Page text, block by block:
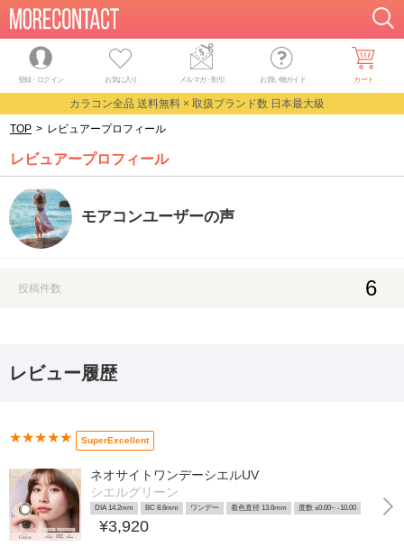
登録・ログイン お気に入り メルマガ・割引 お買い物ガイド カート
カラコン全品 送料無料 × 取扱ブランド数 日本最大級
TOP > レビュアープロフィール
レビュアープロフィール
モアコンユーザーの声
投稿件数 6
レビュー履歴
★★★★★ SuperExcellent
ネオサイトワンデーシエルUV
シエルグリーン
DIA 14.2mm BC 8.6mm ワンデー 着色直径 13.6mm 度数 ±0.00~ -10.00
¥3,920